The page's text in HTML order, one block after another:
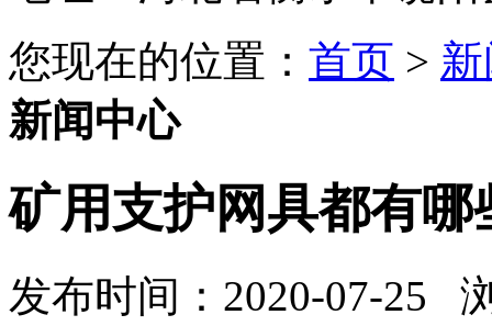
您现在的位置： 首页 >
新闻中心
矿用支护网具都有哪
发布时间：2020-07-25